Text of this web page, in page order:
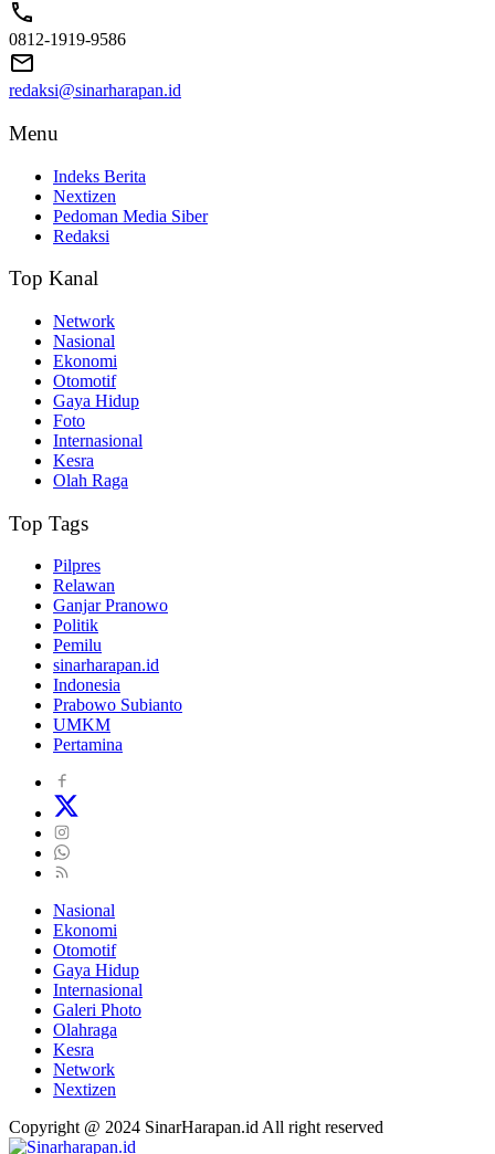
0812-1919-9586
redaksi@sinarharapan.id
Menu
Indeks Berita
Nextizen
Pedoman Media Siber
Redaksi
Top Kanal
Network
Nasional
Ekonomi
Otomotif
Gaya Hidup
Foto
Internasional
Kesra
Olah Raga
Top Tags
Pilpres
Relawan
Ganjar Pranowo
Politik
Pemilu
sinarharapan.id
Indonesia
Prabowo Subianto
UMKM
Pertamina
Nasional
Ekonomi
Otomotif
Gaya Hidup
Internasional
Galeri Photo
Olahraga
Kesra
Network
Nextizen
Copyright @ 2024 SinarHarapan.id All right reserved